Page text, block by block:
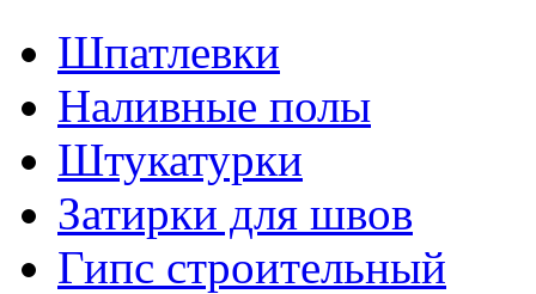
Шпатлевки
Наливные полы
Штукатурки
Затирки для швов
Гипс строительный